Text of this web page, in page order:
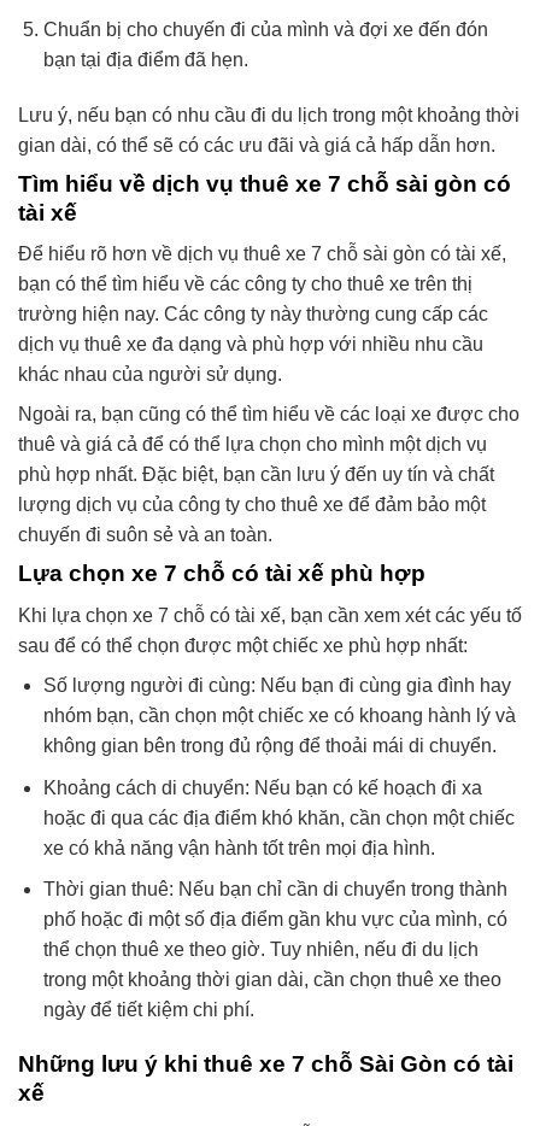
Chuẩn bị cho chuyến đi của mình và đợi xe đến đón
bạn tại địa điểm đã hẹn.
Lưu ý, nếu bạn có nhu cầu đi du lịch trong một khoảng thời
gian dài, có thể sẽ có các ưu đãi và giá cả hấp dẫn hơn.
Tìm hiểu về dịch vụ thuê xe 7 chỗ sài gòn có
tài xế
Để hiểu rõ hơn về dịch vụ thuê xe 7 chỗ sài gòn có tài xế,
bạn có thể tìm hiểu về các công ty cho thuê xe trên thị
trường hiện nay. Các công ty này thường cung cấp các
dịch vụ thuê xe đa dạng và phù hợp với nhiều nhu cầu
khác nhau của người sử dụng.
Ngoài ra, bạn cũng có thể tìm hiểu về các loại xe được cho
thuê và giá cả để có thể lựa chọn cho mình một dịch vụ
phù hợp nhất. Đặc biệt, bạn cần lưu ý đến uy tín và chất
lượng dịch vụ của công ty cho thuê xe để đảm bảo một
chuyến đi suôn sẻ và an toàn.
Lựa chọn xe 7 chỗ có tài xế phù hợp
Khi lựa chọn xe 7 chỗ có tài xế, bạn cần xem xét các yếu tố
sau để có thể chọn được một chiếc xe phù hợp nhất:
Số lượng người đi cùng: Nếu bạn đi cùng gia đình hay
nhóm bạn, cần chọn một chiếc xe có khoang hành lý và
không gian bên trong đủ rộng để thoải mái di chuyển.
Khoảng cách di chuyển: Nếu bạn có kế hoạch đi xa
hoặc đi qua các địa điểm khó khăn, cần chọn một chiếc
xe có khả năng vận hành tốt trên mọi địa hình.
Thời gian thuê: Nếu bạn chỉ cần di chuyển trong thành
phố hoặc đi một số địa điểm gần khu vực của mình, có
thể chọn thuê xe theo giờ. Tuy nhiên, nếu đi du lịch
trong một khoảng thời gian dài, cần chọn thuê xe theo
ngày để tiết kiệm chi phí.
Những lưu ý khi thuê xe 7 chỗ Sài Gòn có tài
xế